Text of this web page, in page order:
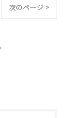
次のページ >